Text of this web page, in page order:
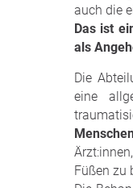
auch die
Das ist
als
Die
eine
Füßen zu